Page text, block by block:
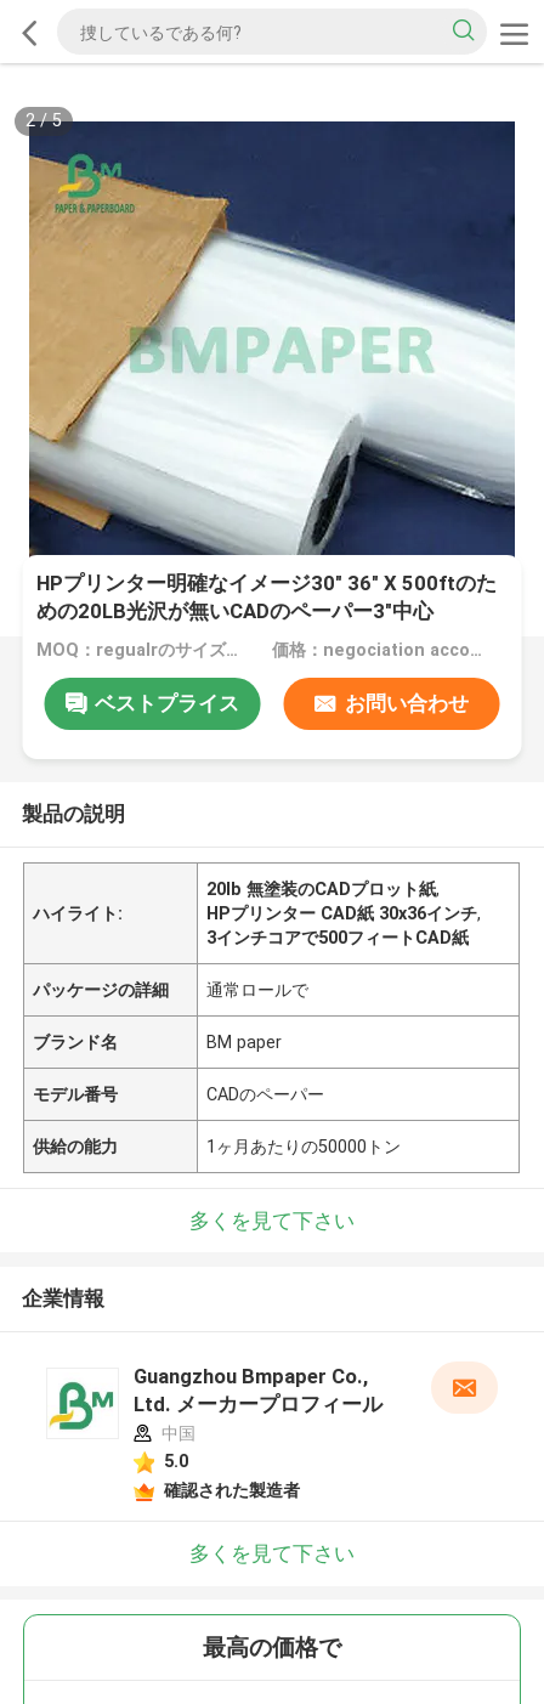
2/5
HPプリンター明確なイメージ30" 36" X 500ftのた
めの20LB光沢が無いCADのペーパー3"中心
MOQ：regualrのサイズのための5つのロール、特別なサイズのための200のロール 価格：negociation according to size, quantity and gsm
ベストプライス お問い合わせ
製品の説明
ハイライト:
20lb 無塗装のCADプロット紙,
HPプリンター CAD紙 30x36インチ,
3インチコアで500フィートCAD紙
パッケージの詳細 通常ロールで
ブランド名 BM paper
モデル番号 CADのペーパー
供給の能力 1ヶ月あたりの50000トン
多くを見て下さい
企業情報
Guangzhou Bmpaper Co.,
Ltd. メーカープロフィール
中国
5.0
確認された製造者
多くを見て下さい
最高の価格で